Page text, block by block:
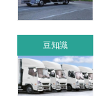
豆知識